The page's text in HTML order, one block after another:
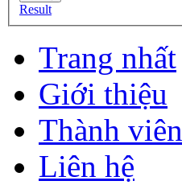
Result
Trang nhất
Giới thiệu
Thành viên
Liên hệ